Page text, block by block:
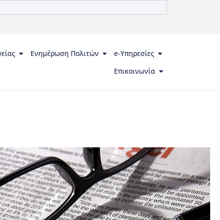
Ενημέρωση Πολιτών
e-Υπηρεσίες
Επικοινωνία